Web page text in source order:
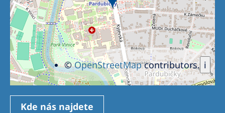
Serbia
Slovakia
Slovenia
Spain
Sweden
Switzerland
i
©OpenStreetMapcontributors.
Kde nás najdete